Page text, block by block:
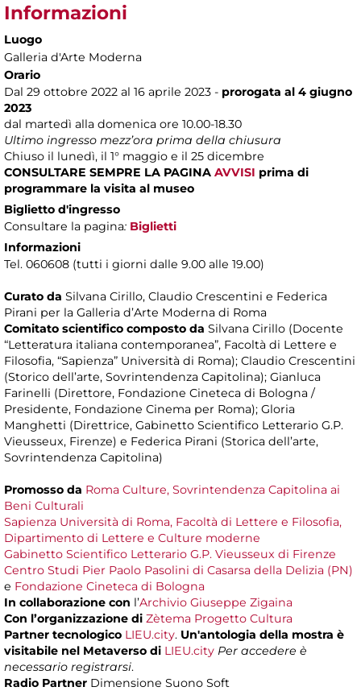
Informazioni
Luogo
Galleria d'Arte Moderna
Orario
Dal 29 ottobre 2022 al 16 aprile 2023 - prorogata al 4 giugno
2023
dal martedì alla domenica ore 10.00-18.30
Ultimo ingresso mezz’ora prima della chiusura
Chiuso il lunedì, il 1° maggio e il 25 dicembre
CONSULTARE SEMPRE LA PAGINA AVVISI prima di
programmare la visita al museo
Biglietto d'ingresso
Consultare la pagina: Biglietti
Informazioni
Tel. 060608 (tutti i giorni dalle 9.00 alle 19.00)
Curato da Silvana Cirillo, Claudio Crescentini e Federica
Pirani per la Galleria d’Arte Moderna di Roma
Comitato scientifico composto da Silvana Cirillo (Docente
“Letteratura italiana contemporanea”, Facoltà di Lettere e
Filosofia, “Sapienza” Università di Roma); Claudio Crescentini
(Storico dell’arte, Sovrintendenza Capitolina); Gianluca
Farinelli (Direttore, Fondazione Cineteca di Bologna /
Presidente, Fondazione Cinema per Roma); Gloria
Manghetti (Direttrice, Gabinetto Scientifico Letterario G.P.
Vieusseux, Firenze) e Federica Pirani (Storica dell’arte,
Sovrintendenza Capitolina)
Promosso da Roma Culture, Sovrintendenza Capitolina ai
Beni Culturali
Sapienza Università di Roma, Facoltà di Lettere e Filosofia,
Dipartimento di Lettere e Culture moderne
Gabinetto Scientifico Letterario G.P. Vieusseux di Firenze
Centro Studi Pier Paolo Pasolini di Casarsa della Delizia (PN)
e Fondazione Cineteca di Bologna
In collaborazione con l’Archivio Giuseppe Zigaina
Con l’organizzazione di Zètema Progetto Cultura
Partner tecnologico LIEU.city. Un'antologia della mostra è
visitabile nel Metaverso di LIEU.city Per accedere è
necessario registrarsi.
Radio Partner Dimensione Suono Soft